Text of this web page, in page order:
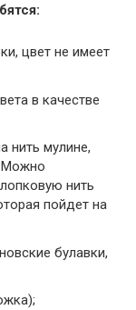
цвет не имеет
в качестве
нить мулине,
Можно
нить
пойдет на
булавки,